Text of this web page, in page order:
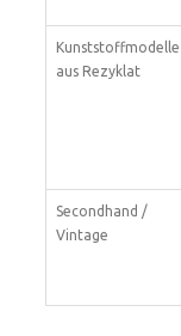
Kunststoffmodelle
aus Rezyklat
Secondhand /
Vintage